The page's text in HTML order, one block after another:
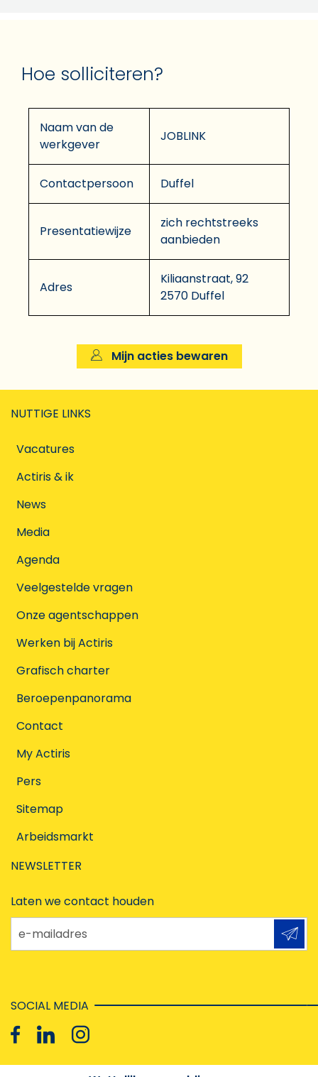
Hoe solliciteren?
Naam van de
werkgever
JOBLINK
Contactpersoon Duffel
Presentatiewijze
zich rechtstreeks
aanbieden
Adres
Kiliaanstraat, 92
2570 Duffel
Mijn acties bewaren
NUTTIGE LINKS
Vacatures
Actiris & ik
News
Media
Agenda
Veelgestelde vragen
Onze agentschappen
Werken bij Actiris
Grafisch charter
Beroepenpanorama
Contact
My Actiris
Pers
Sitemap
Arbeidsmarkt
NEWSLETTER
Laten we contact houden
e-mailadres
SOCIAL MEDIA